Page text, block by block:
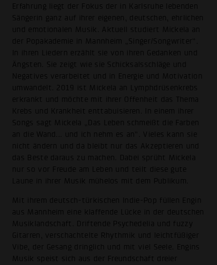
Erfahrung liegt der Fokus der in Karlsruhe lebenden
Sängerin ganz auf ihrer eigenen, deutschen, ehrlichen
und emotionalen Musik. Aktuell studiert Mickela an
der Popakademie in Mannheim „Singer/Songwriter“.
In ihren Liedern erzählt sie von ihren Gedanken und
Ängsten. Sie zeigt wie sie Schicksalsschläge und
Negatives verarbeitet und in Energie und Motivation
umwandelt. 2019 ist Mickela an Lymphdrüsenkrebs
erkrankt und möchte mit ihrer Offenheit das Thema
Krebs und Krankheit enttabuisieren. In einem ihrer
Songs sagt Mickela „Das Leben schmeißt die Farben
an die Wand... und ich nehm es an“. Vieles kann sie
nicht ändern und da bleibt nur das Akzeptieren und
das Beste daraus zu machen. Dabei sprüht Mickela
nur so vor Freude am Leben und teilt diese gute
Laune in ihrer Musik mühelos mit dem Publikum.
Mit ihrem deutsch-türkischen Indie-Pop füllen Engin
aus Mannheim eine klaffende Lücke in der deutschen
Musiklandschaft. Driftende Psychedelia und fuzzy
Gitarren, verschachtelte Rhythmik und leichtfüßiger
Vibe, der Gesang dringlich und mit viel Seele. Engins
Musik speist sich aus der Freundschaft dreier